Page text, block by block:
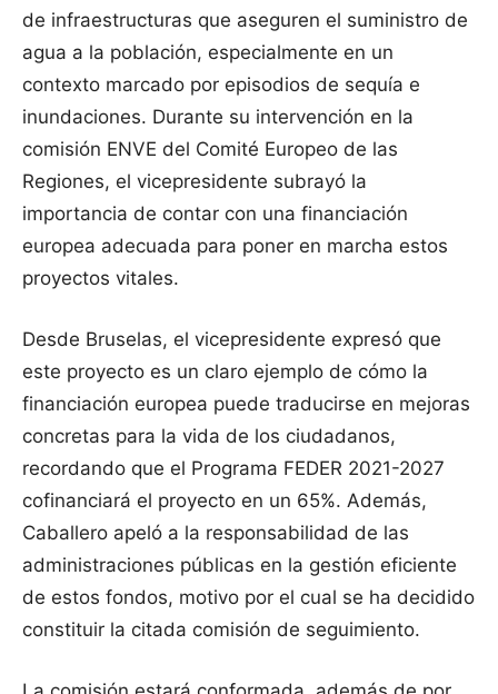
de infraestructuras que aseguren el suministro de
agua a la población, especialmente en un
contexto marcado por episodios de sequía e
inundaciones. Durante su intervención en la
comisión ENVE del Comité Europeo de las
Regiones, el vicepresidente subrayó la
importancia de contar con una financiación
europea adecuada para poner en marcha estos
proyectos vitales.
Desde Bruselas, el vicepresidente expresó que
este proyecto es un claro ejemplo de cómo la
financiación europea puede traducirse en mejoras
concretas para la vida de los ciudadanos,
recordando que el Programa FEDER 2021-2027
cofinanciará el proyecto en un 65%. Además,
Caballero apeló a la responsabilidad de las
administraciones públicas en la gestión eficiente
de estos fondos, motivo por el cual se ha decidido
constituir la citada comisión de seguimiento.